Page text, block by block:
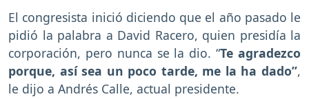
El congresista inició diciendo que el año pasado le
pidió la palabra a David Racero, quien presidía la
corporación, pero nunca se la dio. “Te agradezco
porque, así sea un poco tarde, me la ha dado”,
le dijo a Andrés Calle, actual presidente.